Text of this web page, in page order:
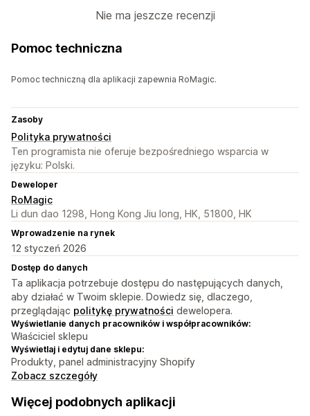
Nie ma jeszcze recenzji
Pomoc techniczna
Pomoc techniczną dla aplikacji zapewnia RoMagic.
Zasoby
Polityka prywatności
Ten programista nie oferuje bezpośredniego wsparcia w
języku: Polski.
Deweloper
RoMagic
Li dun dao 1298, Hong Kong Jiu long, HK, 51800, HK
Wprowadzenie na rynek
12 styczeń 2026
Dostęp do danych
Ta aplikacja potrzebuje dostępu do następujących danych,
aby działać w Twoim sklepie. Dowiedz się, dlaczego,
przeglądając politykę prywatności dewelopera.
Wyświetlanie danych pracowników i współpracowników:
Właściciel sklepu
Wyświetlaj i edytuj dane sklepu:
Produkty, panel administracyjny Shopify
Zobacz szczegóły
Więcej podobnych aplikacji